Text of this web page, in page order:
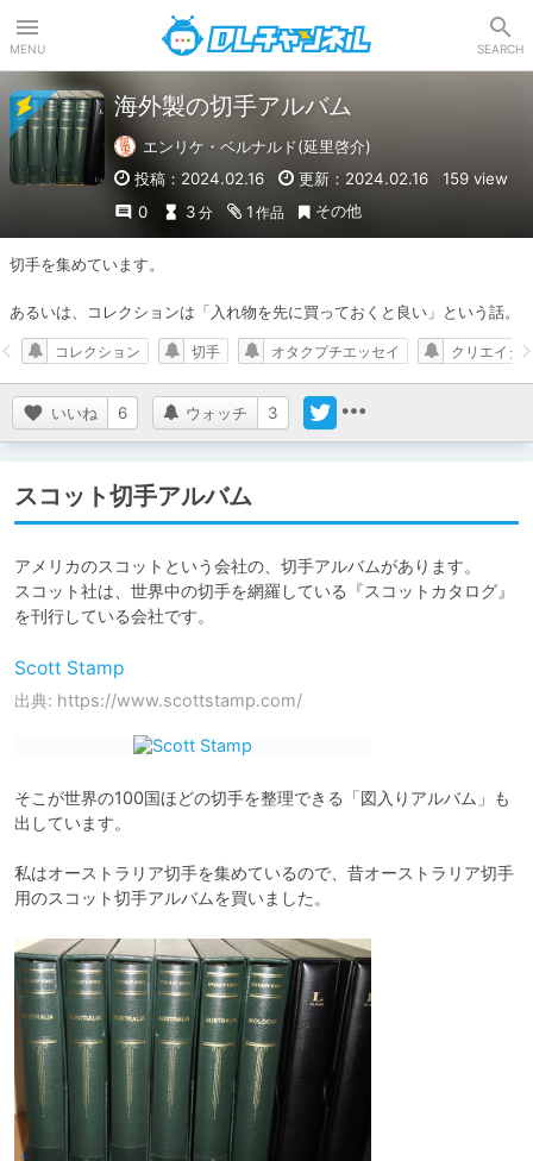
MENU SEARCH
海外製の切手アルバム
エンリケ・ベルナルド(延里啓介)
投稿：2024.02.16
更新：2024.02.16
159 view
0
3 分 1 作品 その他
切手を集めています。
あるいは、コレクションは「入れ物を先に買っておくと良い」という話。
いいね 6 ウォッチ 3
コレクション 切手 オタクプチエッセイ クリエイタ
スコット切手アルバム
アメリカのスコットという会社の、切手アルバムがあります。
スコット社は、世界中の切手を網羅している『スコットカタログ』
を刊行している会社です。
Scott Stamp
出典: https://www.scottstamp.com/
そこが世界の100国ほどの切手を整理できる「図入りアルバム」も
出しています。
私はオーストラリア切手を集めているので、昔オーストラリア切手
用のスコット切手アルバムを買いました。